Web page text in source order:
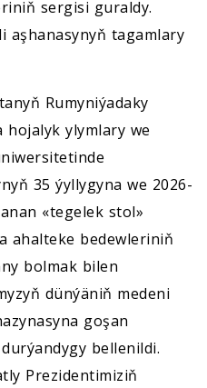
sergisi guraldy.
aşhanasynyň tagamlary
Rumyniýadaky
hojalyk ylymlary we
35 ýyllygyna we 2026-
«tegelek stol»
ahalteke bedewleriniň
bolmak bilen
dünýäniň medeni
goşan
bellenildi.
Prezidentimiziň